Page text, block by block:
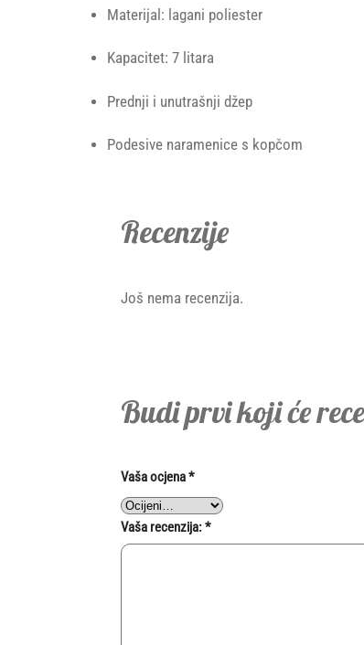
Materijal: lagani poliester
Kapacitet: 7 litara
Prednji i unutrašnji džep
Podesive naramenice s kopčom
Recenzije
Još nema recenzija.
Budi prvi koji će
Vaša ocjena*
Vaša recenzija:*